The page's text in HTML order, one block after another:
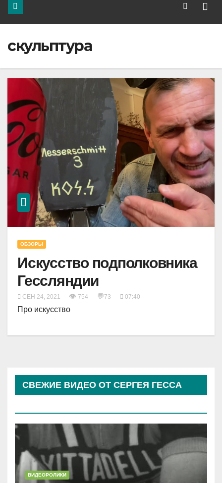
скульптура
ОБЗОРЫ
Искусство подполковника
Гессляндии
СЕН 24, 2021 👁 754 💬73 07:40
Про искусство
СВЕЖИЕ ВИДЕО ОТ СЕРГЕЯ ГЕССА
ВИДЕОРОЛИКИ